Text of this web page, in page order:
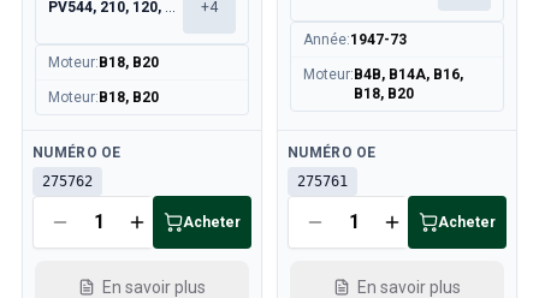
PV544, 210, 120, 130 +4
Moteur: B18, B20
Moteur: B18, B20
Disponible
NUMÉRO OE
275762
Acheter
En savoir plus
Année:1947-73
Moteur: B4B, B14A, B16,
B18, B20
Disponible
NUMÉRO OE
275761
Acheter
En savoir plus